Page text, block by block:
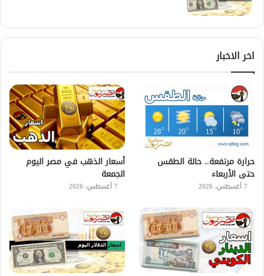
اخر الاخبار
حرارة مرتفعة.. حالة الطقس
حتى الأربعاء
7 أغسطس، 2026
أسعار الذهب في مصر اليوم
الجمعة
7 أغسطس، 2026